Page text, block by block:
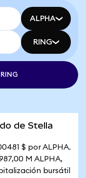
ALPHA
RING
de Stella
$ por ALPHA.
M ALPHA,
bursátil